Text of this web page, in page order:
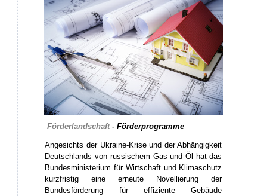
Förderlandschaft - Förderprogramme
Angesichts der Ukraine-Krise und der Abhängigkeit
Deutschlands von russischem Gas und Öl hat das
Bundesministerium für Wirtschaft und Klimaschutz
kurzfristig eine erneute Novellierung der
Bundesförderung für effiziente Gebäude